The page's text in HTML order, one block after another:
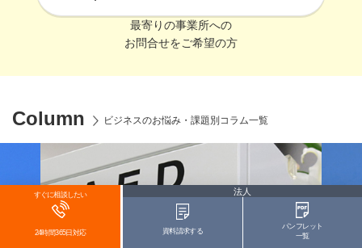
最寄りの事業所への
お問合せをご希望の方
Column ビジネスのお悩み・課題別コラム一覧
すぐに相談したい
24時間365日対応
法人
資料請求する
パンフレット
一覧